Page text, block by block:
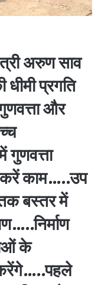
अरुण साव
प्रगति
और
गुणवत्ता
करें काम…..उप
तक बस्तर में
के
करेंगे…..पहले